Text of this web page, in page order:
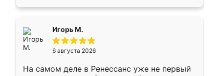
Игорь М.
6 августа 2026
На самом деле в Ренессанс уже не первый